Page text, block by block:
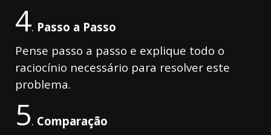
4. Passo a Passo
Pense passo a passo e explique todo o
raciocínio necessário para resolver este
problema.
5. Comparação